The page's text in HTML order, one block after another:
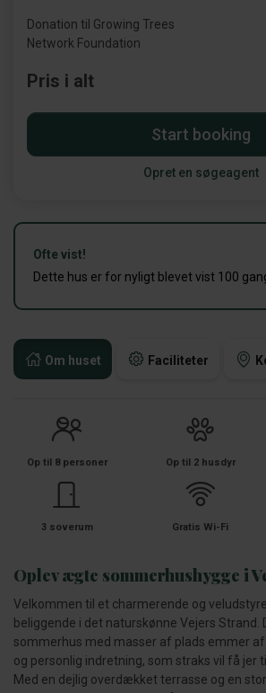
Om huset Faciliteter
Op til 8 personer Op til 2 husdyr
3 soverum Gratis Wi-Fi
Oplev ægte sommerhushygge i
Velkommen til et charmerende og
beliggende i det naturskønne Vejers Strand.
sommerhus med masser af plads emmer
og personlig indretning, som straks vil få jer
Med en dejlig overdækket terrasse og en
Donation til Growing Trees
Network Foundation
Pris i alt
Start booking
Opret en søgeagent
Ofte vist!
Dette hus er for nyligt blevet vist 100